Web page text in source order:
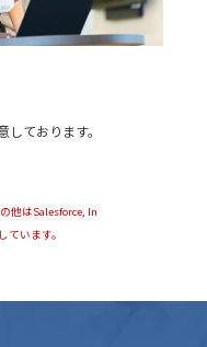
ております。
他はSalesforce, In
います。